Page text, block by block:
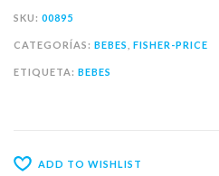
SKU: 00895
CATEGORÍAS: BEBES FISHER-PRICE
ETIQUETA: BEBES
ADD TO WISHLIST